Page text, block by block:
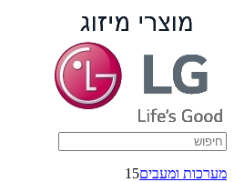
מערכות ומעבים15